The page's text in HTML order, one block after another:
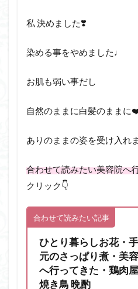
私 決めました❣️
染める事をやめました♩
お肌も弱い事だし
自然のままに白髪のままに
ありのままの姿を受け入れ
合わせて読みたい美容院へ
クリック👇
合わせて読みたい記事
ひとり暮らしお花・
元のさっぱり煮・美
へ行ってきた・鶏肉
焼き鳥 晩酌